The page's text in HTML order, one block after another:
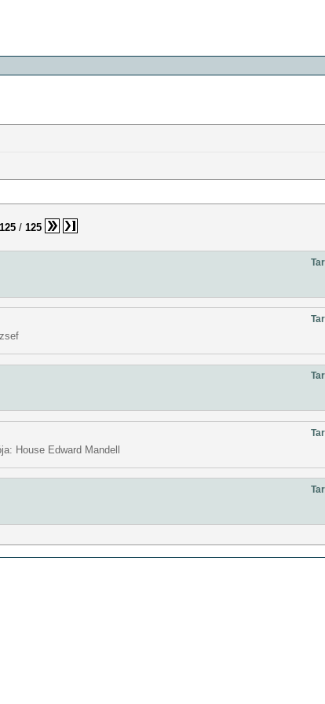
125/ 125
House Edward Mandell